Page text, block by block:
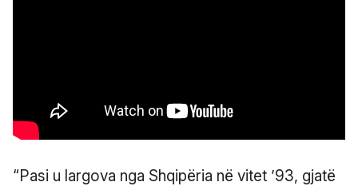
“Pasi u largova nga Shqipëria në vitet ’93, gjatë